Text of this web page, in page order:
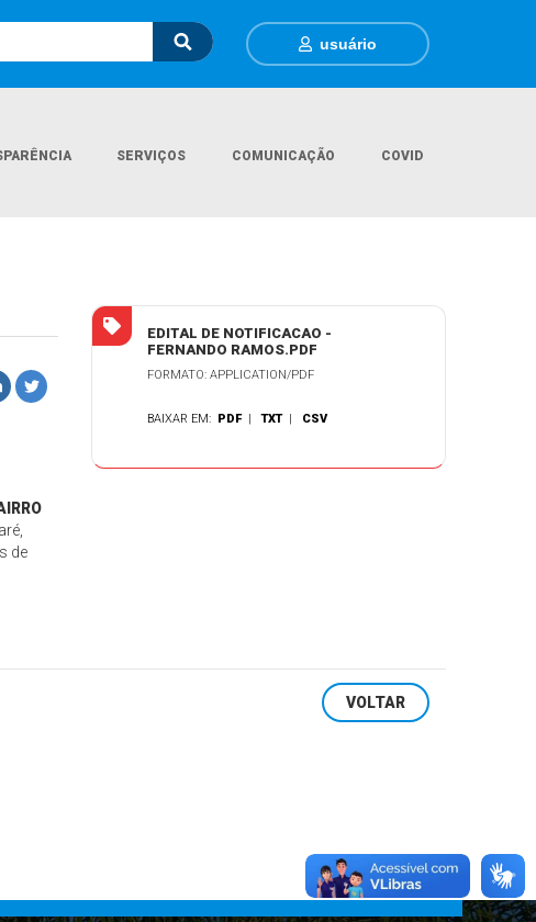
usuário
SERVIÇOS COMUNICAÇÃO COVID
de
EDITAL DE NOTIFICACAO -
FERNANDO RAMOS.PDF
FORMATO: APPLICATION/PDF
BAIXAR EM: PDF |TXT | CSV
VOLTAR